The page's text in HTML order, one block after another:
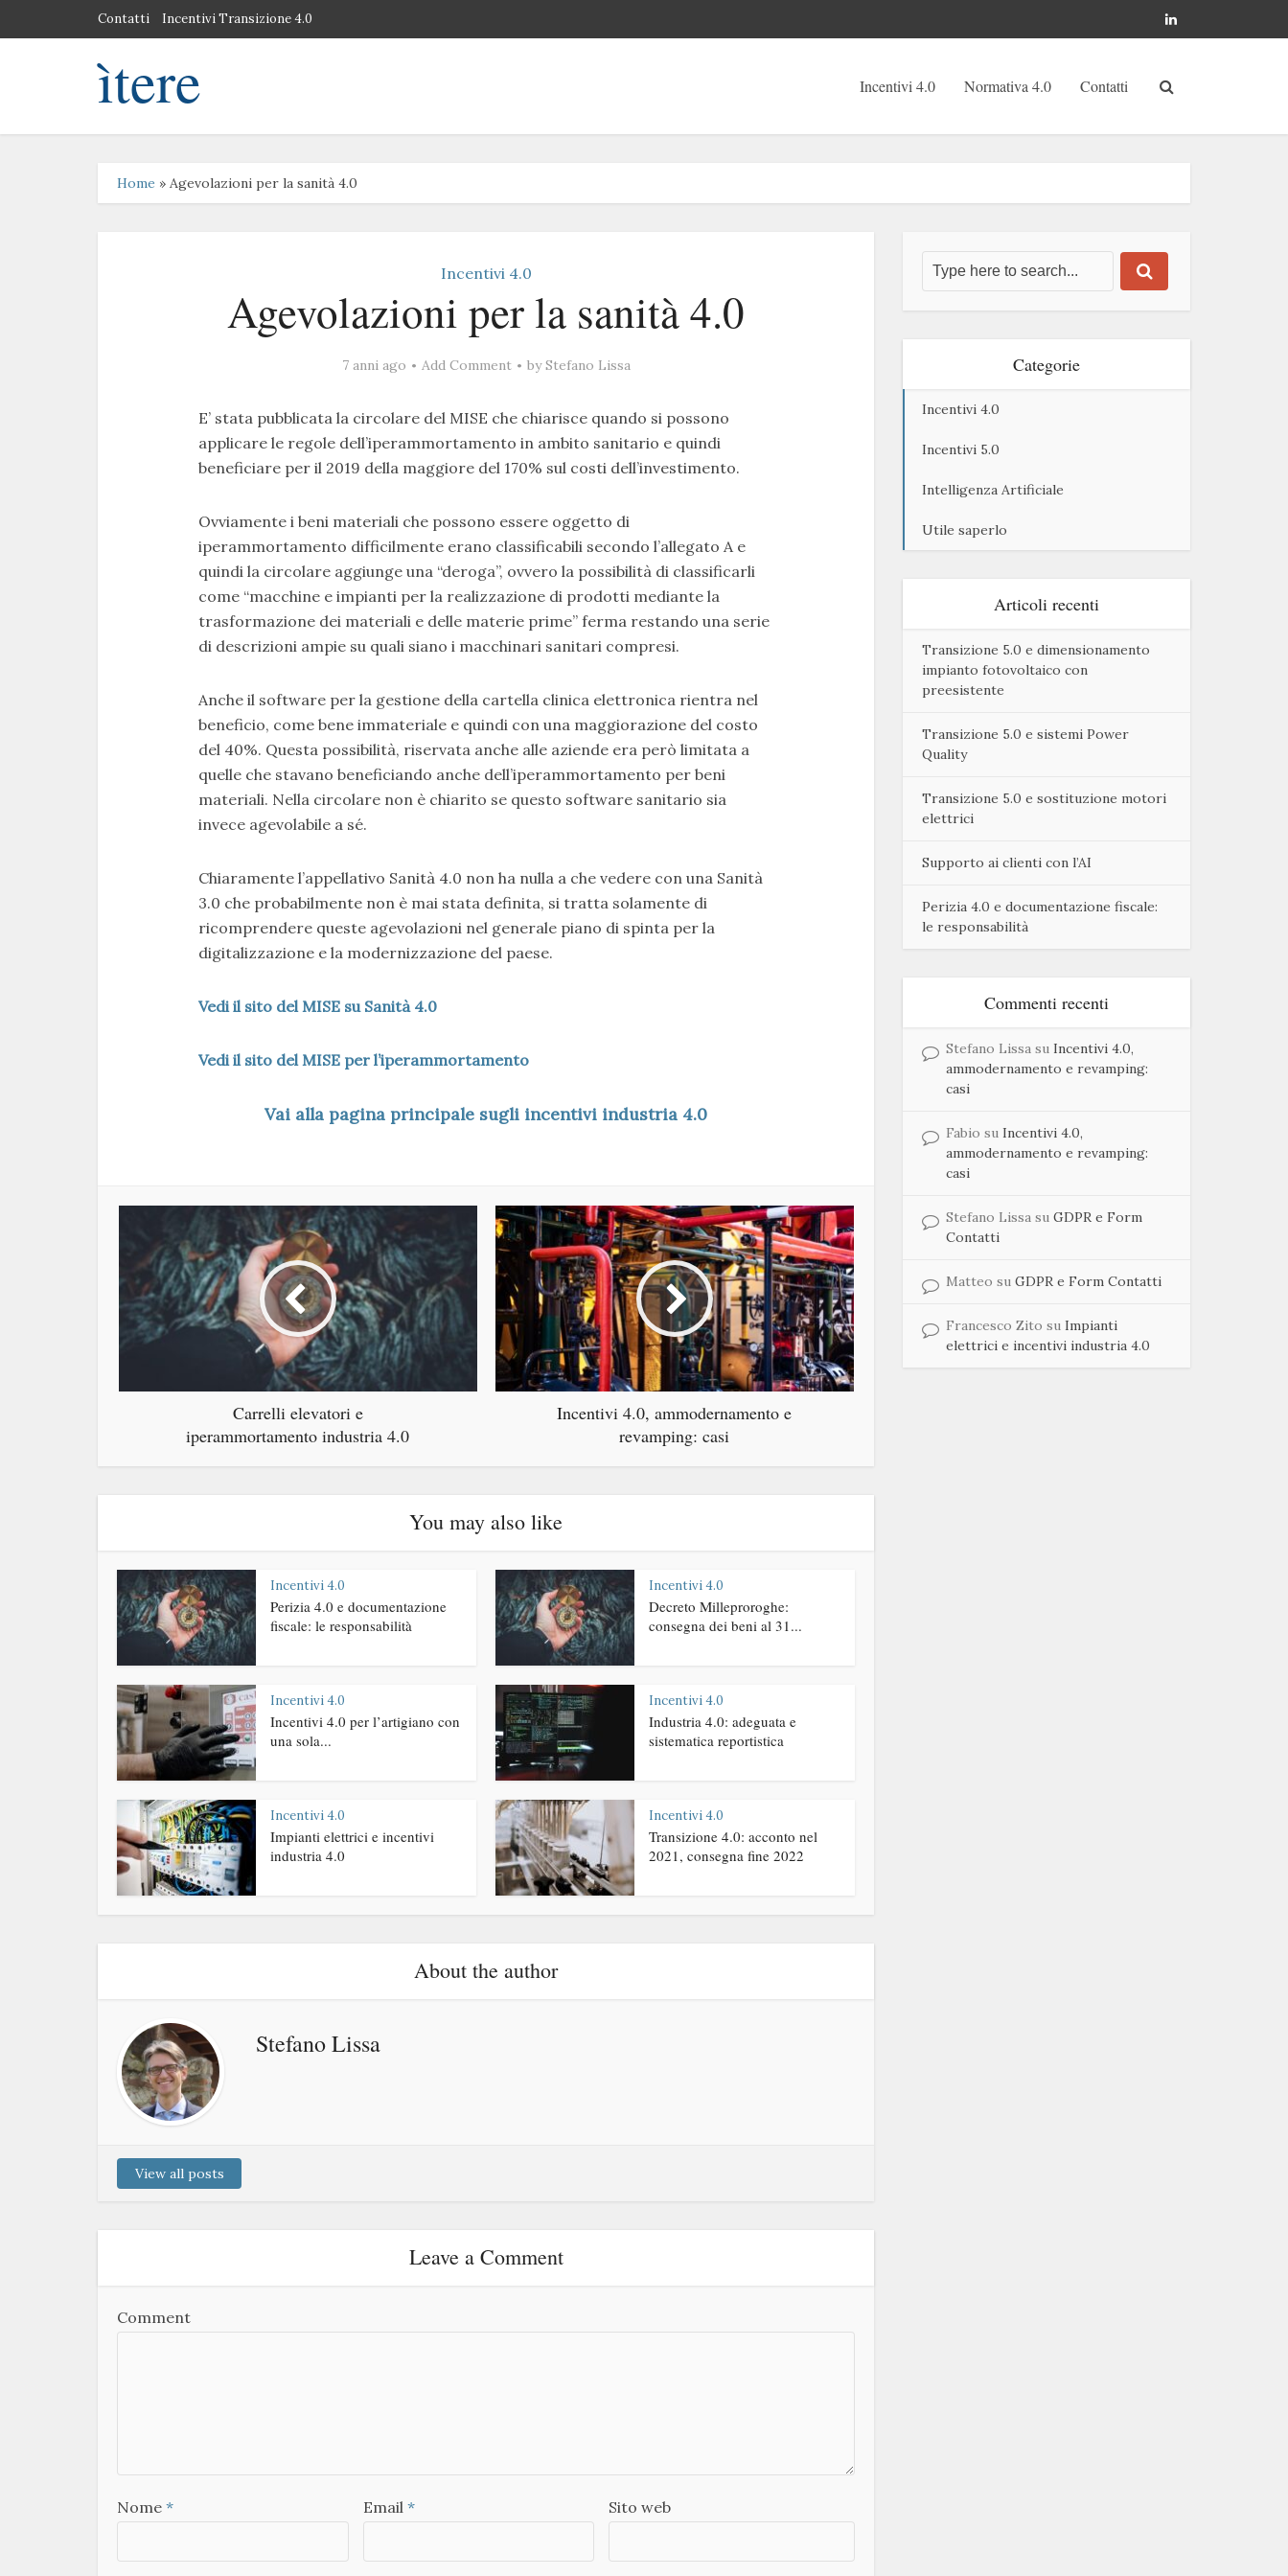
Contatti Incentivi Transizione 4.0
ìtere Incentivi 4.0 Normativa 4.0 Contatti
Home » Agevolazioni per la sanità 4.0
Incentivi 4.0
Agevolazioni per la sanità 4.0
7 anni ago Add Comment byStefano Lissa
E’ stata pubblicata la circolare del MISE che chiarisce quando si possono
applicare le regole dell’iperammortamento in ambito sanitario e quindi
beneficiare per il 2019 della maggiore del 170% sul costi dell’investimento.
Ovviamente i beni materiali che possono essere oggetto di
iperammortamento difficilmente erano classificabili secondo l’allegato A e
quindi la circolare aggiunge una “deroga”, ovvero la possibilità di classificarli
come “macchine e impianti per la realizzazione di prodotti mediante la
trasformazione dei materiali e delle materie prime” ferma restando una serie
di descrizioni ampie su quali siano i macchinari sanitari compresi.
Anche il software per la gestione della cartella clinica elettronica rientra nel
beneficio, come bene immateriale e quindi con una maggiorazione del costo
del 40%. Questa possibilità, riservata anche alle aziende era però limitata a
quelle che stavano beneficiando anche dell’iperammortamento per beni
materiali. Nella circolare non è chiarito se questo software sanitario sia
invece agevolabile a sé.
Chiaramente l’appellativo Sanità 4.0 non ha nulla a che vedere con una Sanità
3.0 che probabilmente non è mai stata definita, si tratta solamente di
ricomprendere queste agevolazioni nel generale piano di spinta per la
digitalizzazione e la modernizzazione del paese.
Vedi il sito del MISE su Sanità 4.0
Vedi il sito del MISE per l’iperammortamento
Vai alla pagina principale sugli incentivi industria 4.0
Carrelli elevatori e
iperammortamento industria 4.0
Incentivi 4.0, ammodernamento e
revamping: casi
You may also like
Incentivi 4.0
Perizia 4.0 e documentazione
fiscale: le responsabilità
Incentivi 4.0
Decreto Milleproroghe:
consegna dei beni al 31...
Incentivi 4.0
Incentivi 4.0 per l’artigiano con
una sola...
Incentivi 4.0
Industria 4.0: adeguata e
sistematica reportistica
Incentivi 4.0
Impianti elettrici e incentivi
industria 4.0
Incentivi 4.0
Transizione 4.0: acconto nel
2021, consegna fine 2022
About the author
Stefano Lissa
View all posts
Leave a Comment
Comment
Nome * Email * Sito web
Categorie
Incentivi 4.0
Incentivi 5.0
Intelligenza Artificiale
Utile saperlo
Articoli recenti
Transizione 5.0 e dimensionamento
impianto fotovoltaico con
preesistente
Transizione 5.0 e sistemi Power
Quality
Transizione 5.0 e sostituzione motori
elettrici
Supporto ai clienti con l’AI
Perizia 4.0 e documentazione fiscale:
le responsabilità
Commenti recenti
Stefano Lissa su Incentivi 4.0,
ammodernamento e revamping:
casi
Fabio su Incentivi 4.0,
ammodernamento e revamping:
casi
Stefano Lissa su GDPR e Form
Contatti
Matteo su GDPR e Form Contatti
Francesco Zito su Impianti
elettrici e incentivi industria 4.0